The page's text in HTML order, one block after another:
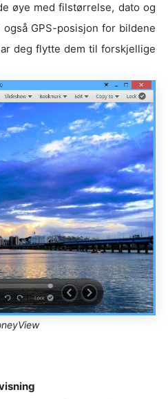
øye med filstørrelse, dato og
GPS-posisjon for bildene
deg flytte dem til forskjellige